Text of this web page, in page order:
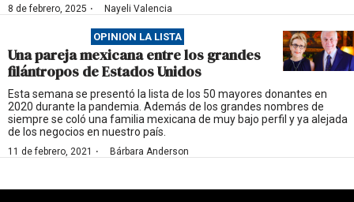
8 de febrero, 2025 · Nayeli Valencia
OPINION LA LISTA
Una pareja mexicana entre los grandes
filántropos de Estados Unidos
Esta semana se presentó la lista de los 50 mayores donantes en
2020 durante la pandemia. Además de los grandes nombres de
siempre se coló una familia mexicana de muy bajo perfil y ya alejada
de los negocios en nuestro país.
11 de febrero, 2021 · Bárbara Anderson